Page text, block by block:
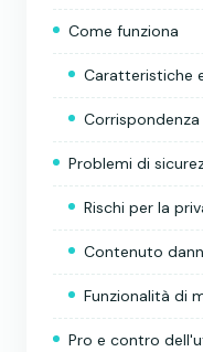
Come funziona
Caratteristiche
Problemi di
Rischi per la
Contenuto
Funzionalità di
Pro e contro